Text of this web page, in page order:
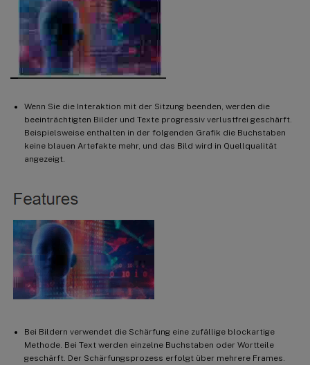
Wenn Sie die Interaktion mit der Sitzung beenden, werden die
beeinträchtigten Bilder und Texte progressiv verlustfrei geschärft.
Beispielsweise enthalten in der folgenden Grafik die Buchstaben
keine blauen Artefakte mehr, und das Bild wird in Quellqualität
angezeigt.
Bei Bildern verwendet die Schärfung eine zufällige blockartige
Methode. Bei Text werden einzelne Buchstaben oder Wortteile
geschärft. Der Schärfungsprozess erfolgt über mehrere Frames.